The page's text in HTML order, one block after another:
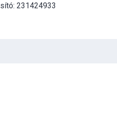
231424933